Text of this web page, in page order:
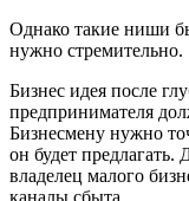
Однако такие ниши
нужно стремительно.
Бизнес идея после
предпринимателя
Бизнесмену нужно
он будет
владелец малого
каналы сбыта.